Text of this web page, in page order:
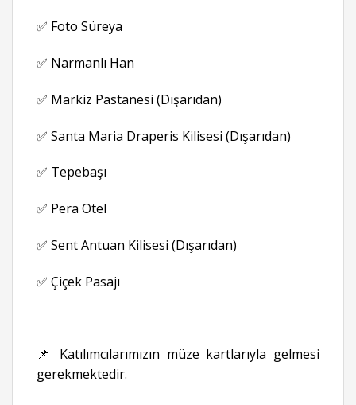
✅ Foto Süreya
✅ Narmanlı Han
✅ Markiz Pastanesi (Dışarıdan)
✅ Santa Maria Draperis Kilisesi (Dışarıdan)
✅ Tepebaşı
✅ Pera Otel
✅ Sent Antuan Kilisesi (Dışarıdan)
✅ Çiçek Pasajı
📌 Katılımcılarımızın müze kartlarıyla gelmesi
gerekmektedir.